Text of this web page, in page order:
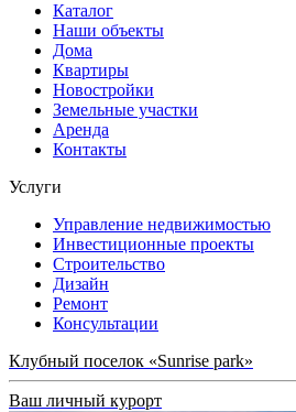
Каталог
Наши объекты
Дома
Квартиры
Новостройки
Земельные участки
Аренда
Контакты
Услуги
Управление недвижимостью
Инвестиционные проекты
Строительство
Дизайн
Ремонт
Консультации
Клубный поселок «Sunrise park»
Ваш личный курорт